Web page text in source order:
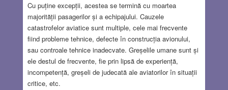
Cu puține excepții, acestea se termină cu moartea
majorității pasagerilor și a echipajului. Cauzele
catastrofelor aviatice sunt multiple, cele mai frecvente
fiind probleme tehnice, defecte în construcția avionului,
sau controale tehnice inadecvate. Greșelile umane sunt și
ele destul de frecvente, fie prin lipsă de experiență,
incompetență, greșeli de judecată ale aviatorilor în situații
critice, etc.